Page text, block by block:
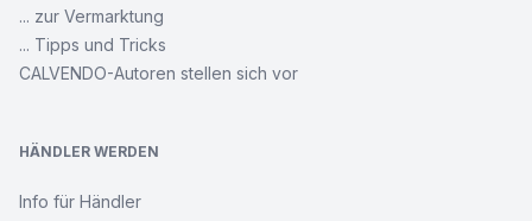
... zur Vermarktung
... Tipps und Tricks
CALVENDO-Autoren stellen sich vor
HÄNDLER WERDEN
Info für Händler